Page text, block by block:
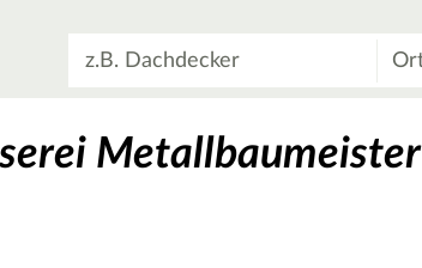
Metallbaumeister